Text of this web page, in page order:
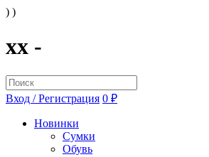
) )
xx -
Вход / Регистрация 0 ₽
Новинки
Сумки
Обувь